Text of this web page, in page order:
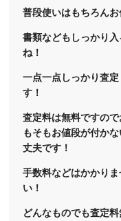
普段使いはもちろん
書類などもしっかり
ね！
一点一点しっかり査
す！
査定料は無料ですの
もそもお値段が付か
丈夫です！
手数料などはかかり
い！
どんなものでも査定